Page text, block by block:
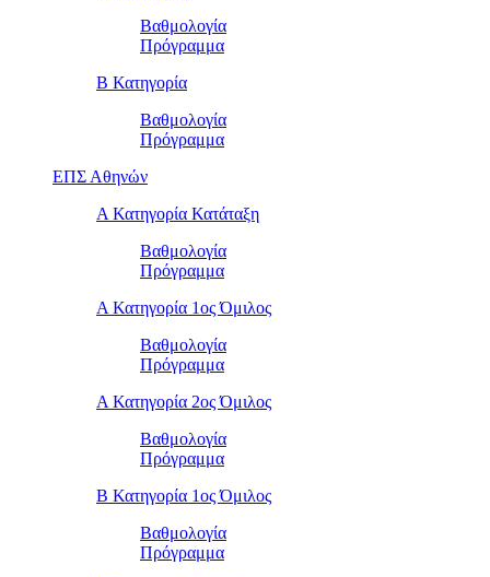
Βαθμολογία
Πρόγραμμα
Β Κατηγορία
Βαθμολογία
Πρόγραμμα
ΕΠΣ Αθηνών
Α Κατηγορία Κατάταξη
Βαθμολογία
Πρόγραμμα
Α Κατηγορία 1ος Όμιλος
Βαθμολογία
Πρόγραμμα
Α Κατηγορία 2ος Όμιλος
Βαθμολογία
Πρόγραμμα
Β Κατηγορία 1ος Όμιλος
Βαθμολογία
Πρόγραμμα